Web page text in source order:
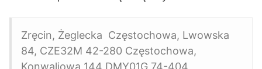
Zręcin, Żeglecka Częstochowa, Lwowska
84, CZE32M 42-280 Częstochowa,
Konwaliowa 144 DMY01G 74-404